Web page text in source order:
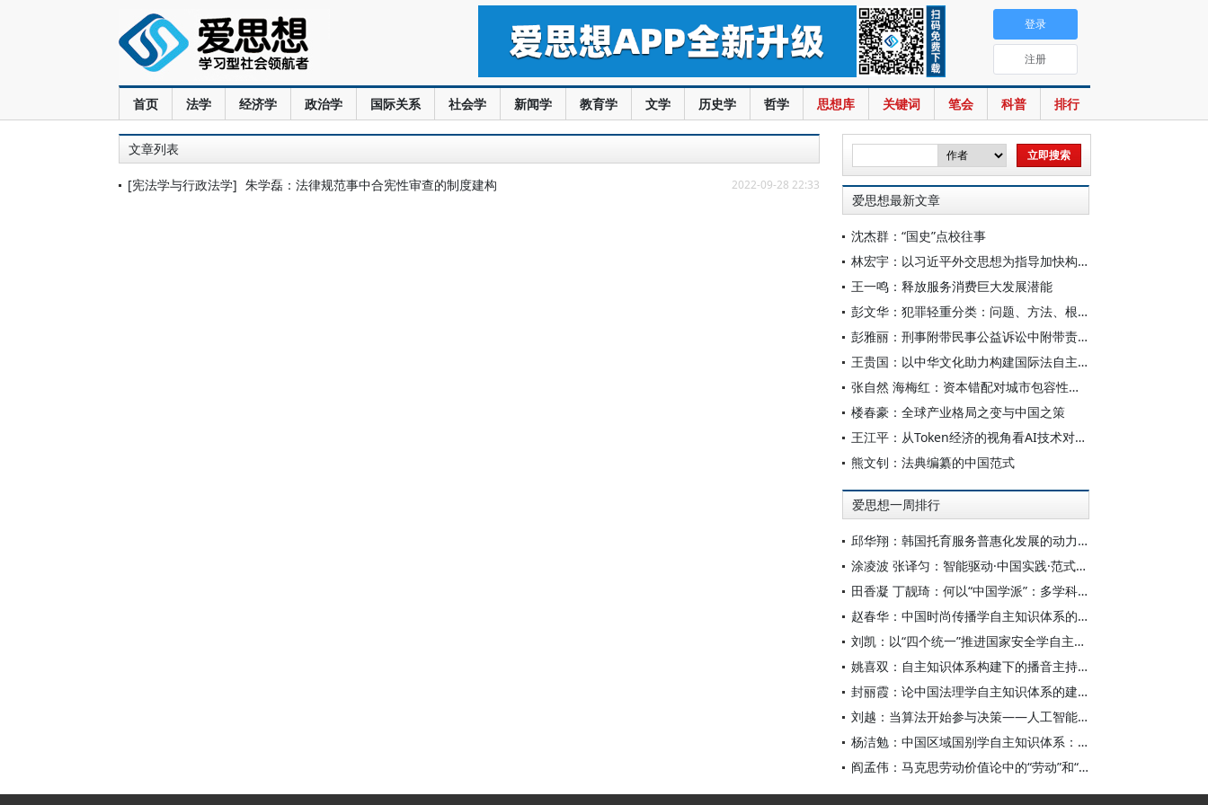
首页 法学 经济学 政治学 国际关系 社会学 新闻学 教育学 文学 历史学 哲学 思想库 关键词 笔会 科普 排行
登录
注册
文章列表
[宪法学与行政法学] 朱学磊：法律规范事中合宪性审查的制度建构 2022-09-28 22:33
爱思想最新文章
沈杰群：“国史”点校往事
林宏宇：以习近平外交思想为指导加快构建中国国际关系学自主知识体系
王一鸣：释放服务消费巨大发展潜能
彭文华：犯罪轻重分类：问题、方法、根据与刑法优化
彭雅丽：刑事附带民事公益诉讼中附带责任的判定
王贵国：以中华文化助力构建国际法自主知识体系
张自然 海梅红：资本错配对城市包容性绿色增长的影响研究
楼春豪：全球产业格局之变与中国之策
王江平：从Token经济的视角看AI技术对宏观经济的影响
熊文钊：法典编纂的中国范式
爱思想一周排行
邱华翔：韩国托育服务普惠化发展的动力机制、制度路径与政策效应
涂凌波 张译匀：智能驱动·中国实践·范式创新：“构建中国新闻传播学自主知识体系”专题研讨会综述
田香凝 丁靓琦：何以“中国学派”：多学科视野下中国特色新闻传播学建设的研究
赵春华：中国时尚传播学自主知识体系的内在逻辑与实践路径
刘凯：以“四个统一”推进国家安全学自主知识体系构建
姚喜双：自主知识体系构建下的播音主持高等专业教育研究
封丽霞：论中国法理学自主知识体系的建构
刘越：当算法开始参与决策——人工智能重塑全球治理的底层逻辑
杨洁勉：中国区域国别学自主知识体系：本原、借鉴和建构
阎孟伟：马克思劳动价值论中的“劳动”和“价值”概念